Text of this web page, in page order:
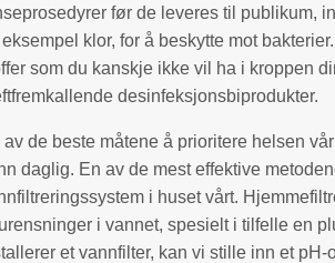
før de leveres til publikum,
klor, for å beskytte mot
som du kanskje ikke vil ha i kroppen
desinfeksjonsbiprodukter.
av de beste måtene å prioritere helsen
daglig. En av de mest effektive
i huset vårt.
i vannet, spesielt i tilfelle en
et vannfilter, kan vi stille inn et